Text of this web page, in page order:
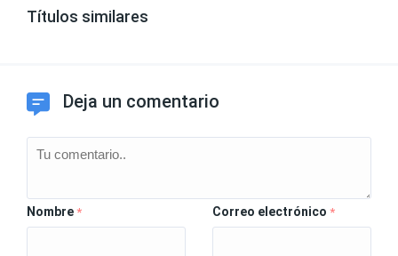
Títulos similares
Deja un comentario
Nombre * Correo electrónico *